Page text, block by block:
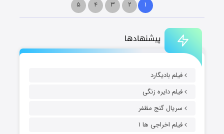
پیشنهادها
فیلم بادیگارد
فیلم دایره زنگی
سریال گنج مظفر
فیلم اخراجی ها ۱
۱ ۲ ۳ ۴ ۵